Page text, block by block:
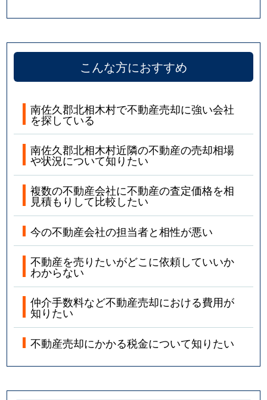
こんな方におすすめ
南佐久郡北相木村で不動産売却に強い会社
を探している
南佐久郡北相木村近隣の不動産の売却相場
や状況について知りたい
複数の不動産会社に不動産の査定価格を相
見積もりして比較したい
今の不動産会社の担当者と相性が悪い
不動産を売りたいがどこに依頼していいか
わからない
仲介手数料など不動産売却における費用が
知りたい
不動産売却にかかる税金について知りたい